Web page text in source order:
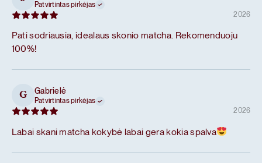
Patvirtintas pirkėjas
2026
Pati sodriausia, idealaus skonio matcha. Rekomenduoju
100%!
G Gabrielė
Patvirtintas pirkėjas
2026
Labai skani matcha kokybė labai gera kokia spalva